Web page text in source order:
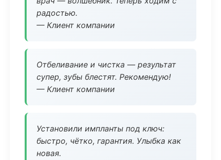
радостью.
— Клиент компании
Отбеливание и чистка — результат
супер, зубы блестят. Рекомендую!
— Клиент компании
Установили импланты под ключ:
быстро, чётко, гарантия. Улыбка как
новая.